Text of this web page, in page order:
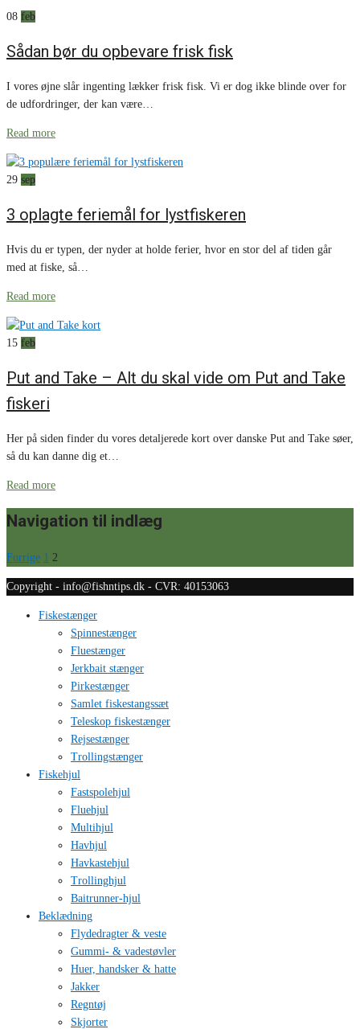
08 feb
Sådan bør du opbevare frisk fisk
I vores øjne slår ingenting lækker frisk fisk. Vi er dog ikke blinde over for
de udfordringer, der kan være…
Read more
29 sep
3 oplagte feriemål for lystfiskeren
Hvis du er typen, der nyder at holde ferier, hvor en stor del af tiden går
med at fiske, så…
Read more
15 feb
Put and Take – Alt du skal vide om Put and Take
fiskeri
Her på siden finder du vores detaljerede kort over danske Put and Take søer,
så du kan danne dig et…
Read more
Navigation til indlæg
Forrige 1 2
Copyright - info@fishntips.dk - CVR: 40153063
Fiskestænger
Spinnestænger
Fluestænger
Jerkbait stænger
Pirkestænger
Samlet fiskestangssæt
Teleskop fiskestænger
Rejsestænger
Trollingstænger
Fiskehjul
Fastspolehjul
Fluehjul
Multihjul
Havhjul
Havkastehjul
Trollinghjul
Baitrunner-hjul
Beklædning
Flydedragter & veste
Gummi- & vadestøvler
Huer, handsker & hatte
Jakker
Regntøj
Skjorter